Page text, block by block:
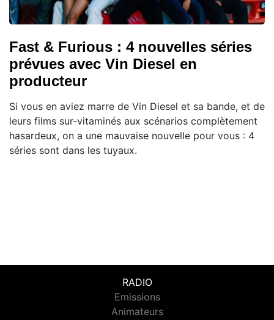
Fast & Furious : 4 nouvelles séries
prévues avec Vin Diesel en
producteur
Si vous en aviez marre de Vin Diesel et sa bande, et de
leurs films sur-vitaminés aux scénarios complètement
hasardeux, on a une mauvaise nouvelle pour vous : 4
séries sont dans les tuyaux.
RADIO
Emissions
Animateurs